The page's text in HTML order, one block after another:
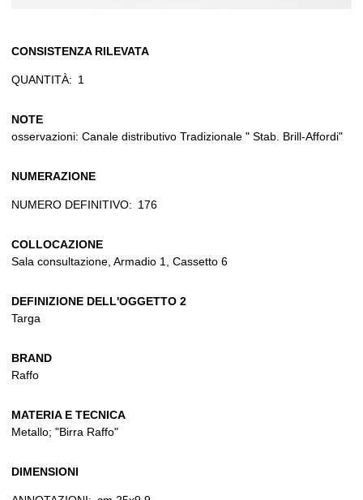
CONSISTENZA RILEVATA
QUANTITÀ: 1
NOTE
osservazioni: Canale distributivo Tradizionale " Stab. Brill-Affordi"
NUMERAZIONE
NUMERO DEFINITIVO: 176
COLLOCAZIONE
Sala consultazione, Armadio 1, Cassetto 6
DEFINIZIONE DELL'OGGETTO 2
Targa
BRAND
Raffo
MATERIA E TECNICA
Metallo; "Birra Raffo"
DIMENSIONI